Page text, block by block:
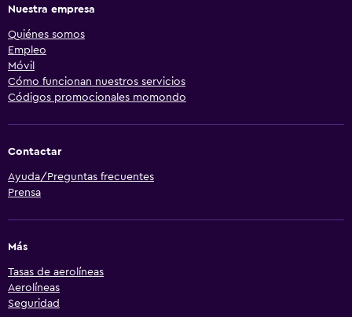
Nuestra empresa
Quiénes somos
Empleo
Móvil
Cómo funcionan nuestros servicios
Códigos promocionales momondo
Contactar
Ayuda/Preguntas frecuentes
Prensa
Más
Tasas de aerolíneas
Aerolíneas
Seguridad